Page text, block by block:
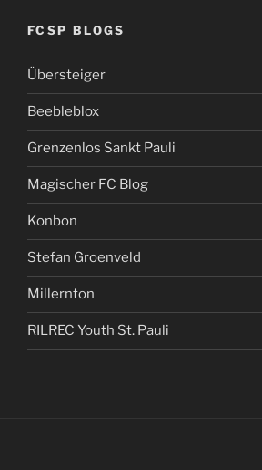
FCSP BLOGS
Übersteiger
Beebleblox
Grenzenlos Sankt Pauli
Magischer FC Blog
Konbon
Stefan Groenveld
Millernton
RILREC Youth St. Pauli